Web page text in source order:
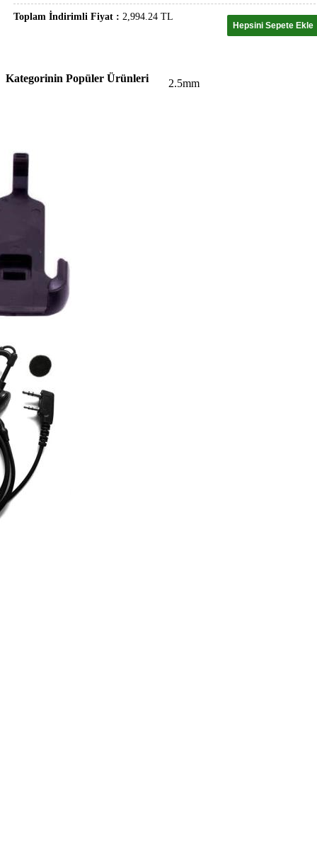
Toplam İndirimli Fiyat : 2,994.24 TL
Kategorinin Popüler Ürünleri